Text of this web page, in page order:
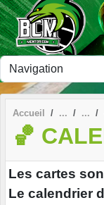
Accueil
🏀
Les cartes
Le calendrier
Panneau de gestion